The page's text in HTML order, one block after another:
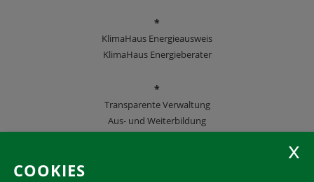
*
KlimaHaus Energieausweis
KlimaHaus Energieberater
*
Transparente Verwaltung
Aus- und Weiterbildung
COOKIES